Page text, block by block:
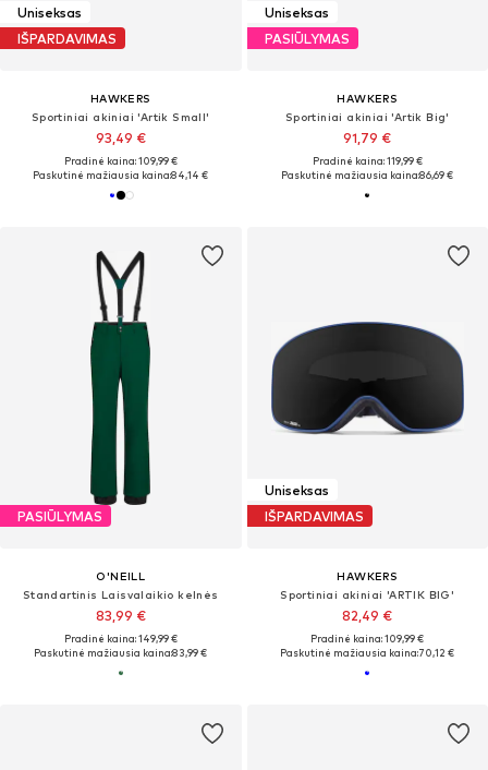
Uniseksas
IŠPARDAVIMAS
HAWKERS
Sportiniai akiniai 'Artik Small'
93,49 €
Pradinė kaina: 109,99 €
Paskutinė mažiausia kaina:84,14 €
Uniseksas
PASIŪLYMAS
HAWKERS
Sportiniai akiniai 'Artik Big'
91,79 €
Pradinė kaina: 119,99 €
Paskutinė mažiausia kaina:86,69 €
PASIŪLYMAS
O'NEILL
Standartinis Laisvalaikio kelnės
83,99 €
Pradinė kaina: 149,99 €
Paskutinė mažiausia kaina:83,99 €
Uniseksas
IŠPARDAVIMAS
HAWKERS
Sportiniai akiniai 'ARTIK BIG'
82,49 €
Pradinė kaina: 109,99 €
Paskutinė mažiausia kaina:70,12 €